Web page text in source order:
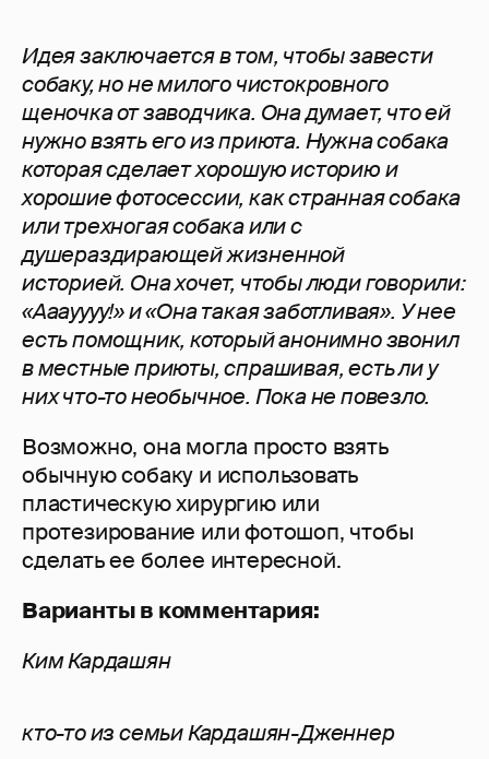
Идея заключается в том, чтобы завести
собаку, но не милого чистокровного
щеночка от заводчика. Она думает, что ей
нужно взять его из приюта. Нужна собака
которая сделает хорошую историю и
хорошие фотосессии, как странная собака
или трехногая собака или с
душераздирающейжизненной
историей. Она хочет, чтобы люди говорили:
«Ааауууу!» и «Она такая заботливая». У нее
есть помощник, который анонимно звонил
в местные приюты, спрашивая, есть ли у
них что-то необычное. Пока не повезло.
Возможно, она могла просто взять
обычную собаку и использовать
пластическую хирургию или
протезирование или фотошоп, чтобы
сделать ее более интересной.
Варианты в комментария:
Ким Кардашян
кто-то из семьи Кардашян-Дженнер